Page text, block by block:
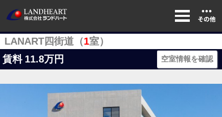
LANART四街道（1室）
賃料 11.8万円 空室情報を確認